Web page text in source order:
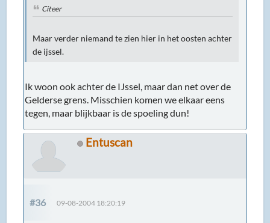
Citeer
Maar verder niemand te zien hier in het oosten achter
de ijssel.
Ik woon ook achter de IJssel, maar dan net over de
Gelderse grens. Misschien komen we elkaar eens
tegen, maar blijkbaar is de spoeling dun!
Entuscan
#36 09-08-2004 18:20:19